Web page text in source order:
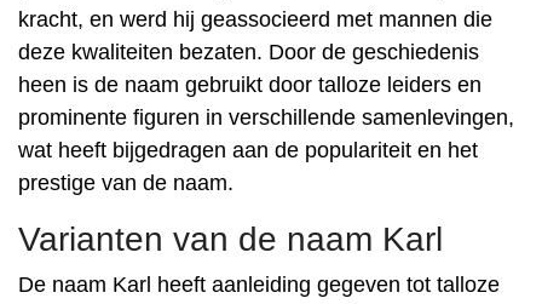
kracht, en werd hij geassocieerd met mannen die
deze kwaliteiten bezaten. Door de geschiedenis
heen is de naam gebruikt door talloze leiders en
prominente figuren in verschillende samenlevingen,
wat heeft bijgedragen aan de populariteit en het
prestige van de naam.
Varianten van de naam Karl
De naam Karl heeft aanleiding gegeven tot talloze